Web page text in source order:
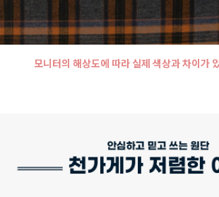
모니터의 해상도에 따라 실제 색상과 차이가